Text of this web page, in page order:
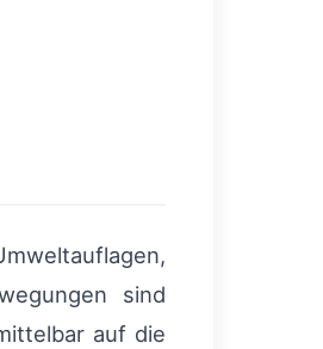
sind
auf die